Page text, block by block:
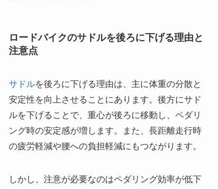
ロードバイクのサドルを後ろに下げる理由と
注意点
サドルを後ろに下げる理由は、主に体重の分散と
安定性を向上させることにあります。後方にサド
ルを下げることで、重心が後ろに移動し、ペダリ
ング時の安定感が増します。また、長距離走行時
の疲労軽減や腰への負担軽減にもつながります。
しかし、注意が必要なのはペダリング効率が低下